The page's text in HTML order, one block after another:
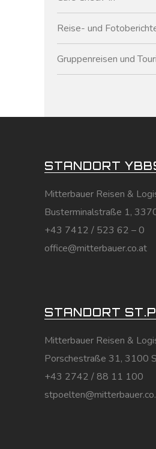
Reise- und
Gruppenreisen und
STANDORT
Mitterbauer Reisen &
Busterminalstraße 1,
+43 7412 / 523 62 – 0
office@mitterbauer.co.at
STANDORT
Mitterbauer Reisen &
Porschestraße 31, 3100
+43 2742 / 88 11 100